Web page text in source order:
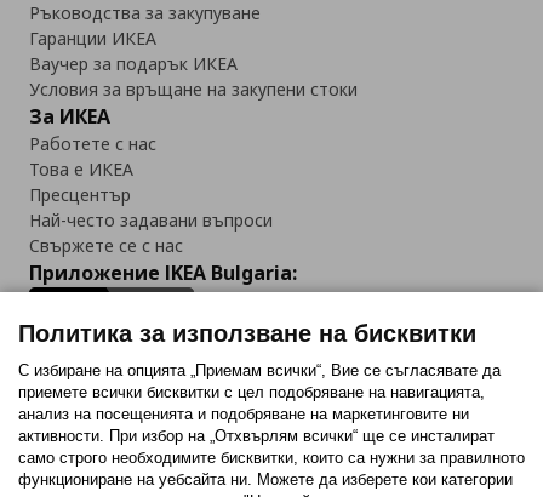
Ръководства за закупуване
Гаранции ИКЕА
Ваучер за подарък ИКЕА
Условия за връщане на закупени стоки
За ИКЕА
Работете с нас
Това е ИКЕА
Пресцентър
Най-често задавани въпроси
Свържете се с нас
Приложение IKEA Bulgaria:
Последвайте ни:
FacebookTwitterYoutubePinterestInstagram
Политика за използване на бисквитки
С избиране на опцията „Приемам всички“, Вие се съгласявате да
приемете всички бисквитки с цел подобряване на навигацията,
анализ на посещенията и подобряване на маркетинговите ни
активности. При избор на „Отхвърлям всички“ ще се инсталират
само строго необходимитe бисквитки, които са нужни за правилното
функциониране на уебсайта ни. Можете да изберете кои категории